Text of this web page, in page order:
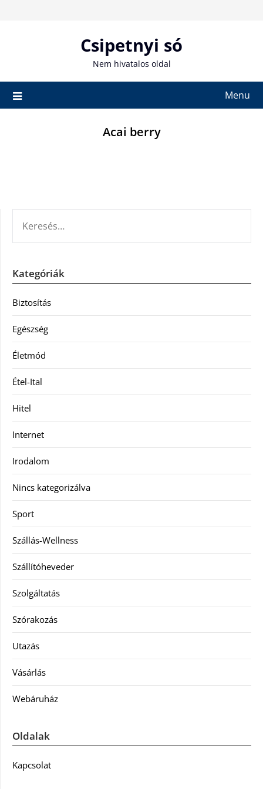
Csipetnyi só
Nem hivatalos oldal
Menu
Acai berry
Kategóriák
Biztosítás
Egészség
Életmód
Étel-Ital
Hitel
Internet
Irodalom
Nincs kategorizálva
Sport
Szállás-Wellness
Szállítóheveder
Szolgáltatás
Szórakozás
Utazás
Vásárlás
Webáruház
Oldalak
Kapcsolat